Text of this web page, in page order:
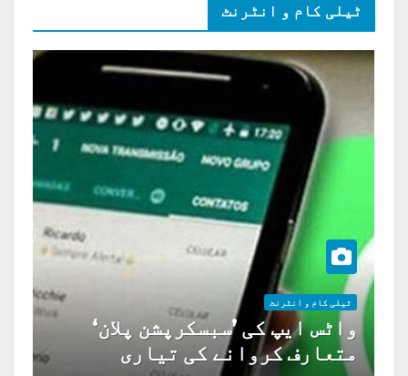
ٹیلی کام و انٹرنٹ
ٹیلی کام و انٹرنٹ
واٹس ایپ کی ’سبسکرپشن پلان‘
متعارف کروانے کی تیاری